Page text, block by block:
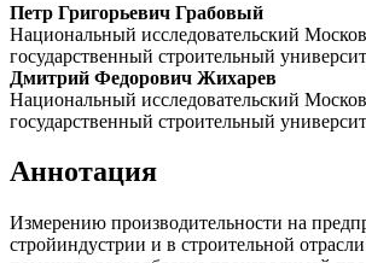
Петр Григорьевич Грабовый
Национальный исследовательский
государственный строительный
Дмитрий Федорович Жихарев
Национальный исследовательский
государственный строительный
Аннотация
Измерению производительности на
стройиндустрии и в строительной